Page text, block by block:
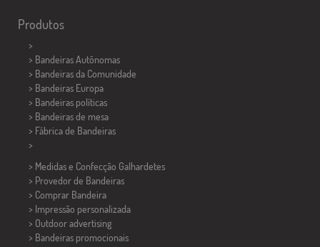
Produtos
>
> Bandeiras Autônomas
> Bandeiras da Comunidade
> Bandeiras Europa
> Bandeiras políticas
> Bandeiras de mesa
> Fábrica de Bandeiras
>
> Medidas e Confecção Galhardetes
> Provedor de Bandeiras
> Comprar Bandeira
> Impressão personalizada
> Outdoor advertising
> Bandeiras promocionais